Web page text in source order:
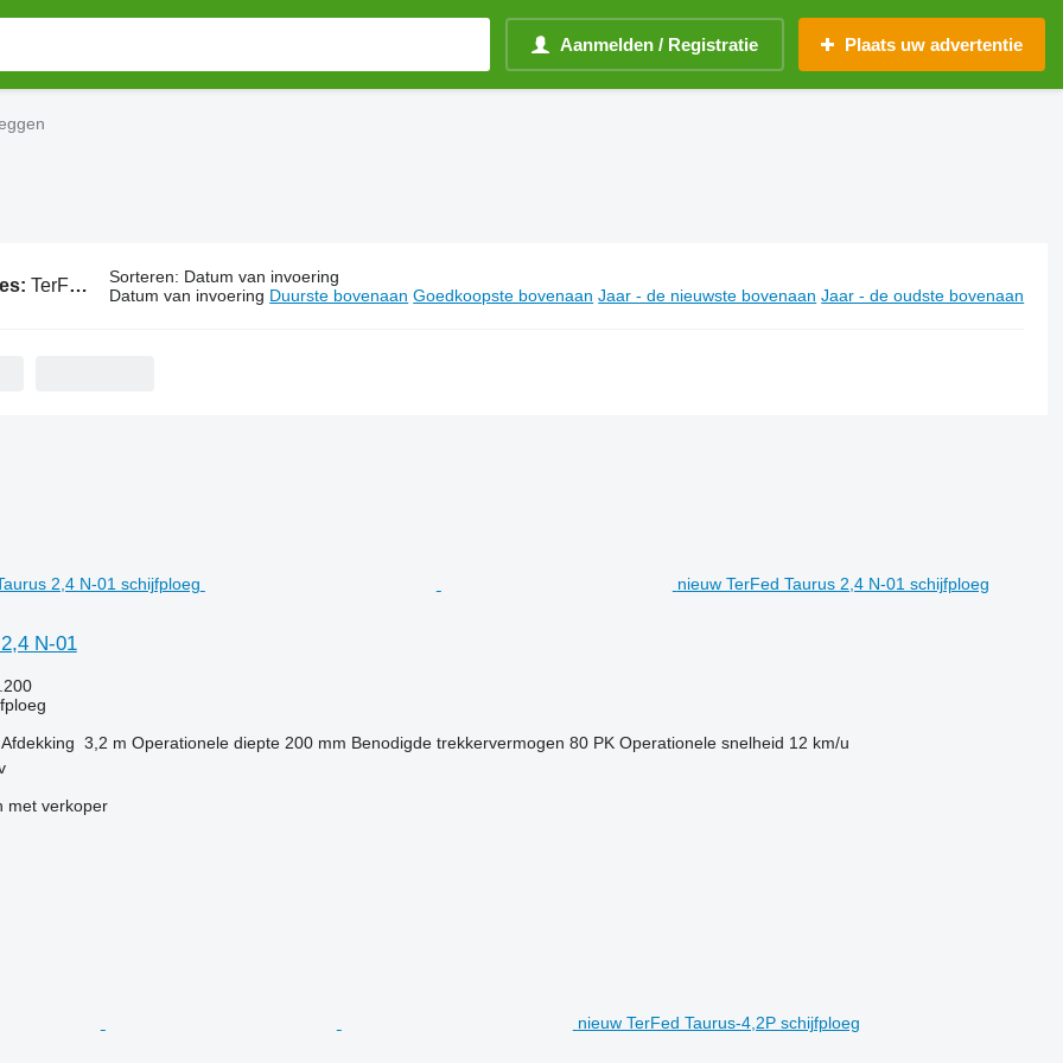
Aanmelden / Registratie Plaats uw advertentie
TerFed schijveneggen Sorteren: Datum van invoering
Datum van invoering Duurste bovenaan Goedkoopste bovenaan Jaar - de nieuwste bovenaan Jaar - de oudste bovenaan
nieuw TerFed Taurus 2,4 N-01 schijfploeg
N-01
Afdekking 3,2 m Operationele diepte 200 mm Benodigde trekkervermogen 80 PK Operationele snelheid 12 km/u
met verkoper
nieuw TerFed Taurus-4,2P schijfploeg